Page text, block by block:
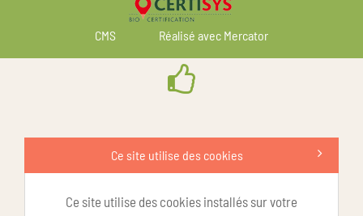
CMS Réalisé avec Mercator
Ce site utilise des cookies
Ce site utilise des cookies installés sur votre